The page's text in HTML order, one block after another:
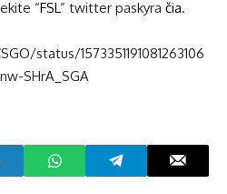
“FSL” twitter paskyra čia.
status/1573351191081263106
SHrA_SGA